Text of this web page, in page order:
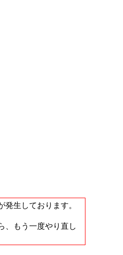
発生しております。
、もう一度やり直し